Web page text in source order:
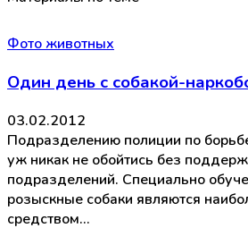
Фото животных
Один день с собакой-
03.02.2012
Подразделению полиции по
уж никак не обойтись без
подразделений. Специально
розыскные собаки являются
средством…